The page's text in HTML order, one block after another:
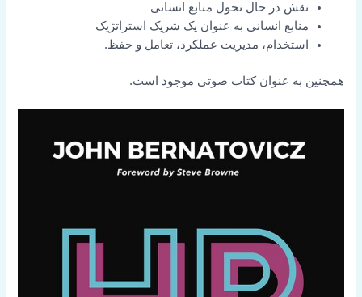
نقش در حال تحول منابع انسانی
منابع انسانی به عنوان یک شریک استراتژیک
استخدام، مدیریت عملکرد، تعامل و حفظ.
همچنین به عنوان کتاب صوتی موجود است.